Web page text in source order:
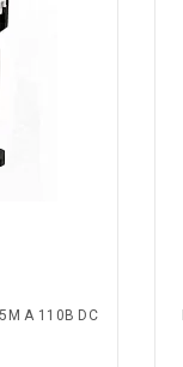
А 110В DC